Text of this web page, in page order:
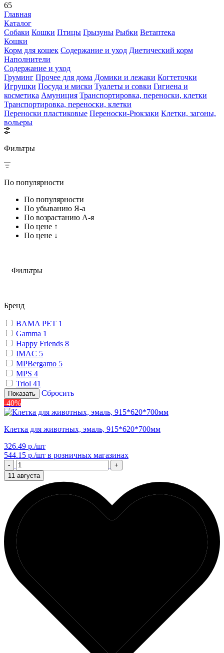
65
Главная
Каталог
Собаки Кошки Птицы Грызуны Рыбки Ветаптека
Кошки
Корм для кошек Содержание и уход Диетический корм
Наполнители
Содержание и уход
Груминг Прочее для дома Домики и лежаки Когтеточки
Игрушки Посуда и миски Туалеты и совки Гигиена и
косметика Амуниция Транспортировка, переноски, клетки
Транспортировка, переноски, клетки
Переноски пластиковые Переноски-Рюкзаки Клетки, загоны,
вольеры
Фильтры
По популярности
По популярности
По убыванию Я-а
По возрастанию А-я
По цене ↑
По цене ↓
Фильтры
Бренд
BAMA PET 1
Gamma 1
Happy Friends 8
IMAC 5
MPBergamo 5
MPS 4
Triol 41
Показать
Сбросить
-40%
Клетка для животных, эмаль, 915*620*700мм
326.49 р./шт
544.15 р./шт в розничных магазинах
-
+
11 августа